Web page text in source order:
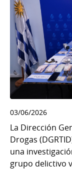
03/06/2026
La Dirección
Drogas
una
grupo delictivo